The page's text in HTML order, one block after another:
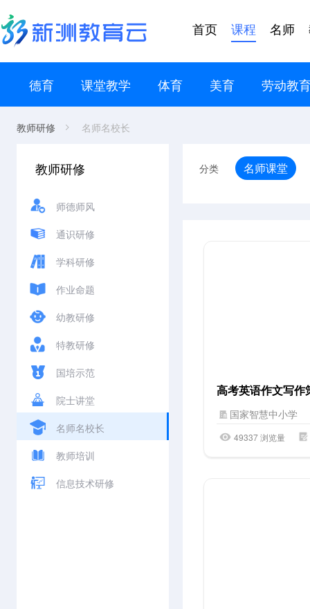
首页 课程 名师
德育 课堂教学 体育 美育 劳动教
教师研修 名师名校长
教师研修
师德师风
通识研修
学科研修
作业命题
幼教研修
特教研修
国培示范
院士讲堂
名师名校长
教师培训
信息技术研修
分类 名师课堂
高考英语作文写作
国家智慧中小学
49337 浏览量